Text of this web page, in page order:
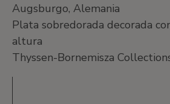
Augsburgo, Alemania
Plata sobredorada decorada
altura
Thyssen-Bornemisza